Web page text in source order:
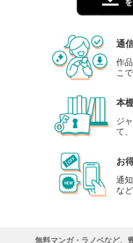
通
作
こ
本
ジ
て
お
通
な
無料マンガ・ラノベなど、